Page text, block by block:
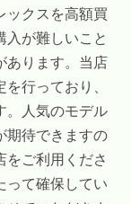
ックスを高額買
入が難しいこと
あります。当店
行っており、
。人気のモデル
期待できますの
をご利用くださ
って確保してい